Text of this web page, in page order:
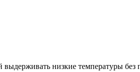
низкие температуры